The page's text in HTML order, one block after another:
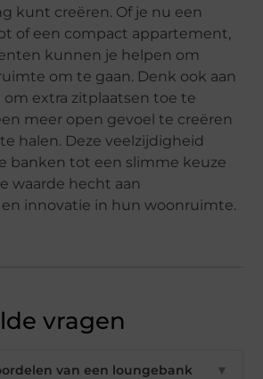
kunt creëren. Of je nu een
of een compact appartement,
kunnen je helpen om
om te gaan. Denk ook aan
extra zitplaatsen toe te
meer open gevoel te creëren
halen. Deze veelzijdigheid
banken tot een slimme keuze
waarde hecht aan
en innovatie in hun woonruimte.
vragen
van een loungebank
▼